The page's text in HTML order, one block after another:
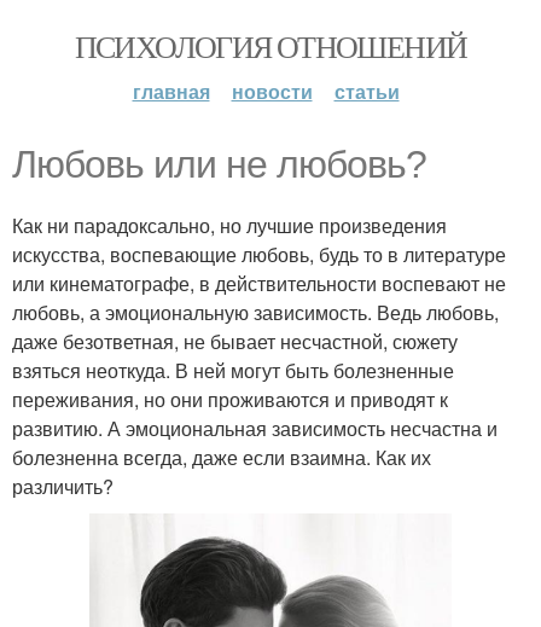
ПСИХОЛОГИЯ ОТНОШЕНИЙ
главная новости статьи
Любовь или не любовь?
Как ни парадоксально, но лучшие произведения
искусства, воспевающие любовь, будь то в литературе
или кинематографе, в действительности воспевают не
любовь, а эмоциональную зависимость. Ведь любовь,
даже безответная, не бывает несчастной, сюжету
взяться неоткуда. В ней могут быть болезненные
переживания, но они проживаются и приводят к
развитию. А эмоциональная зависимость несчастна и
болезненна всегда, даже если взаимна. Как их
различить?